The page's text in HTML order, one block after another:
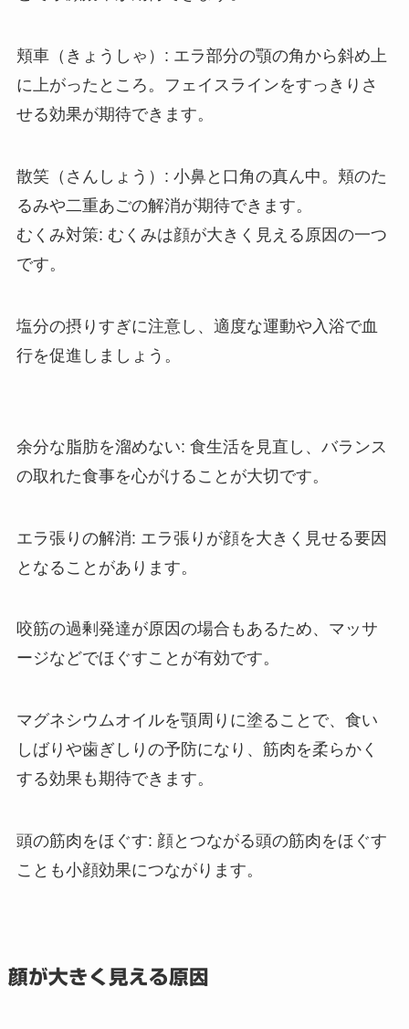
頬車（きょうしゃ）: エラ部分の顎の角から斜め上
に上がったところ。フェイスラインをすっきりさ
せる効果が期待できます。
散笑（さんしょう）: 小鼻と口角の真ん中。頬のた
るみや二重あごの解消が期待できます。
むくみ対策: むくみは顔が大きく見える原因の一つ
です。
塩分の摂りすぎに注意し、適度な運動や入浴で血
行を促進しましょう。
余分な脂肪を溜めない: 食生活を見直し、バランス
の取れた食事を心がけることが大切です。
エラ張りの解消: エラ張りが顔を大きく見せる要因
となることがあります。
咬筋の過剰発達が原因の場合もあるため、マッサ
ージなどでほぐすことが有効です。
マグネシウムオイルを顎周りに塗ることで、食い
しばりや歯ぎしりの予防になり、筋肉を柔らかく
する効果も期待できます。
頭の筋肉をほぐす: 顔とつながる頭の筋肉をほぐす
ことも小顔効果につながります。
顔が大きく見える原因